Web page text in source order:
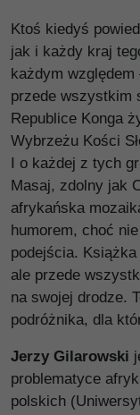
Ktoś kiedyś
jak i każdy kraj
każdym
przede wszystkim
Republice Konga
Wybrzeżu Kości
I o każdej z tych
Masaj, zdolny jak
afrykańska
humorem, choć
podejścia.
ale przede
na swojej drodze.
podróżnika, dla
Jerzy Gilarowski
problematyce
polskich